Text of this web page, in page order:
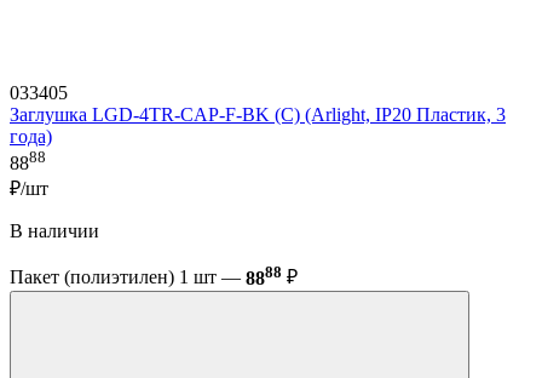
033405
Заглушка LGD-4TR-CAP-F-BK (C) (Arlight, IP20 Пластик, 3
года)
8888
₽/шт
В наличии
Пакет (полиэтилен) 1 шт — 8888 ₽